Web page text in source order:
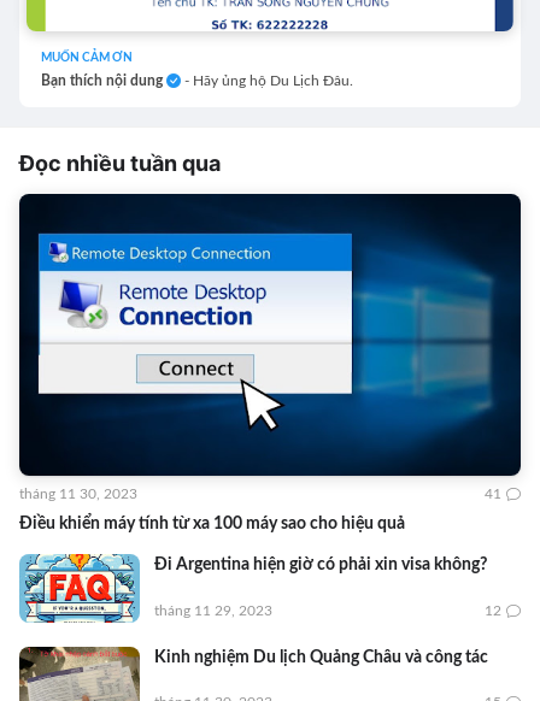
MUỐN CẢM ƠN
Bạn thích nội dung - Hãy ủng hộ Du Lịch Đâu.
Đọc nhiều tuần qua
Điều khiển máy tính từ xa 100 máy sao cho hiệu quả
tháng 11 30, 2023 41
Đi Argentina hiện giờ có phải xin visa không?
tháng 11 29, 2023 12
Kinh nghiệm Du lịch Quảng Châu và công tác